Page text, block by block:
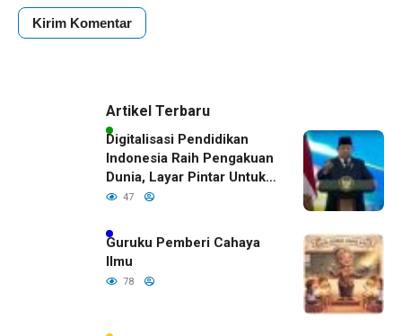
Artikel Terbaru
Digitalisasi Pendidikan
Indonesia Raih Pengakuan
Dunia, Layar Pintar Untuk
Semua Siswa
47
Guruku Pemberi Cahaya
Ilmu
78